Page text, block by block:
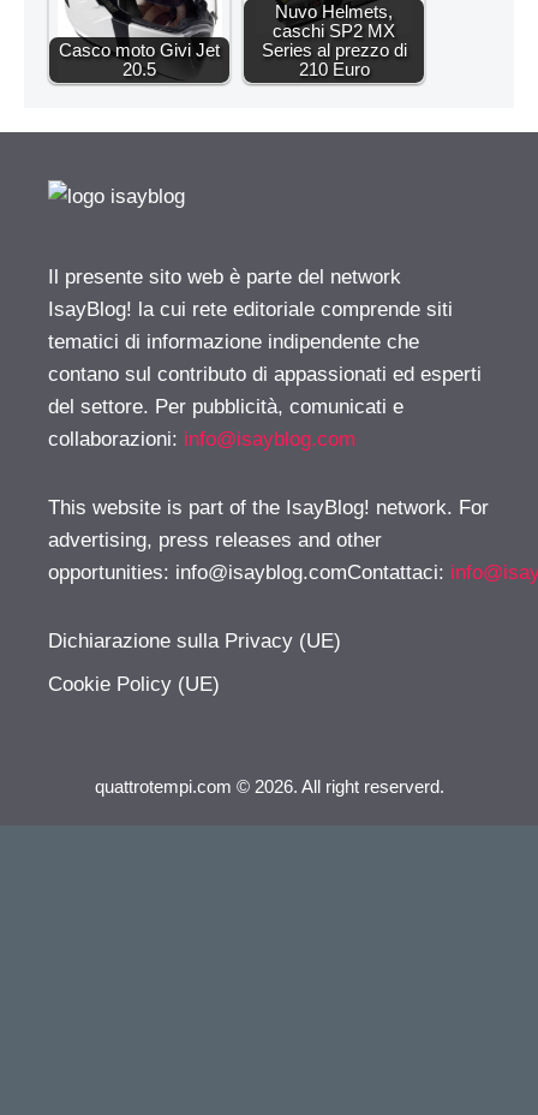
Casco moto Givi Jet
20.5
Nuvo Helmets,
caschi SP2 MX
Series al prezzo di
210 Euro
Il presente sito web è parte del network
IsayBlog! la cui rete editoriale comprende siti
tematici di informazione indipendente che
contano sul contributo di appassionati ed esperti
del settore. Per pubblicità, comunicati e
collaborazioni: info@isayblog.com
This website is part of the IsayBlog! network. For
advertising, press releases and other
opportunities: info@isayblog.comContattaci:
Dichiarazione sulla Privacy (UE)
Cookie Policy (UE)
quattrotempi.com © 2026. All right reserverd.